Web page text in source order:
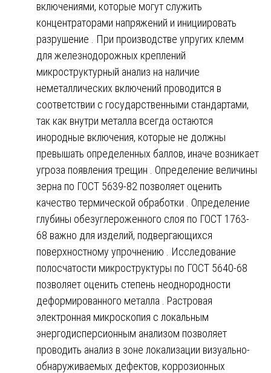
включениями, которые могут служить
концентраторами напряжений и инициировать
разрушение . При производстве упругих клемм
для железнодорожных креплений
микроструктурный анализ на наличие
неметаллических включений проводится в
соответствии с государственными стандартами,
так как внутри металла всегда остаются
инородные включения, которые не должны
превышать определенных баллов, иначе возникает
угроза появления трещин . Определение величины
зерна по ГОСТ 5639-82 позволяет оценить
качество термической обработки . Определение
глубины обезуглероженного слоя по ГОСТ 1763-
68 важно для изделий, подвергающихся
поверхностному упрочнению . Исследование
полосчатости микроструктуры по ГОСТ 5640-68
позволяет оценить степень неоднородности
деформированного металла . Растровая
электронная микроскопия с локальным
энергодисперсионным анализом позволяет
проводить анализ в зоне локализации визуально-
обнаруживаемых дефектов, коррозионных